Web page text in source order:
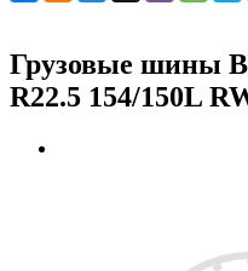
Грузовые шины
R22.5 154/150L